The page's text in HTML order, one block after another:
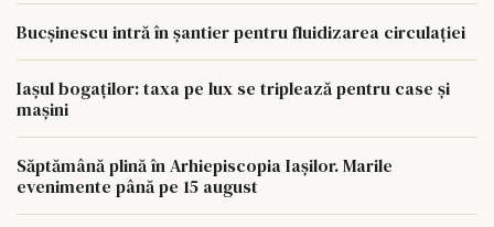
Bucșinescu intră în șantier pentru fluidizarea circulației
Iașul bogaților: taxa pe lux se triplează pentru case și
mașini
Săptămână plină în Arhiepiscopia Iașilor. Marile
evenimente până pe 15 august